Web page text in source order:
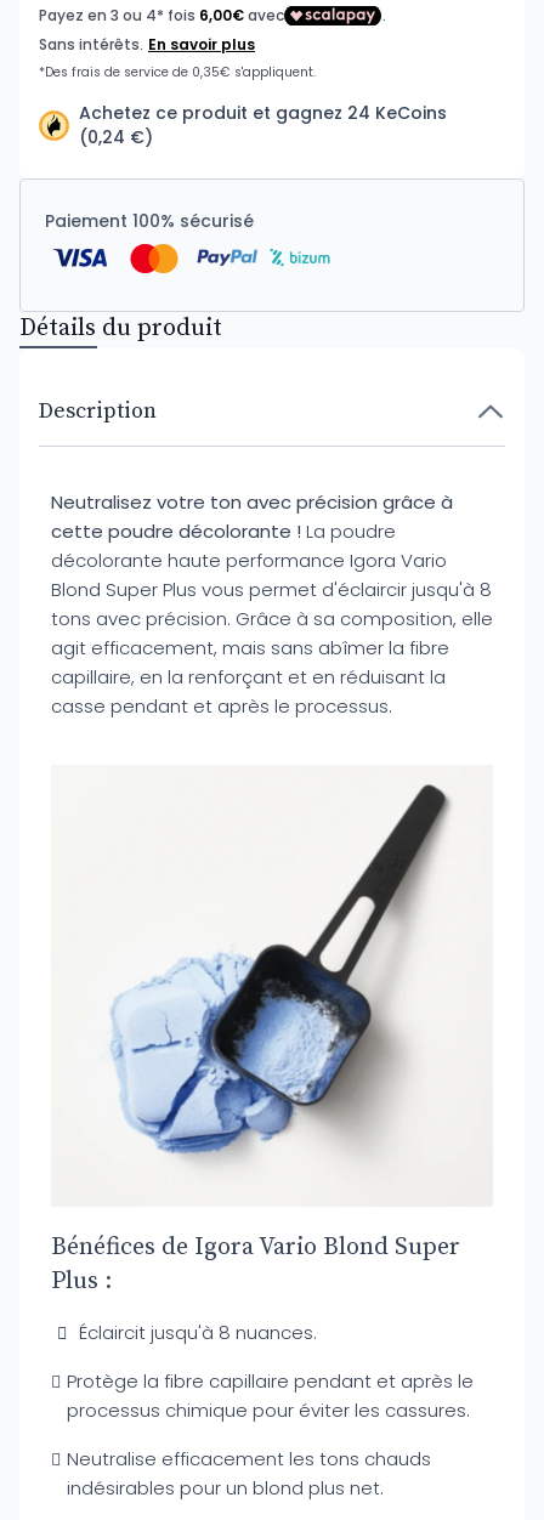
Achetez ce produit et gagnez 24 KeCoins
(0,24 €)
Paiement 100% sécurisé
Détails du produit
Description
Neutralisez votre ton avec précision grâce à
cette poudre décolorante ! La poudre
décolorante haute performance Igora Vario
Blond Super Plus vous permet d'éclaircir jusqu'à 8
tons avec précision. Grâce à sa composition, elle
agit efficacement, mais sans abîmer la fibre
capillaire, en la renforçant et en réduisant la
casse pendant et après le processus.
Bénéfices de Igora Vario Blond Super
Plus :
Éclaircit jusqu'à 8 nuances.
Protège la fibre capillaire pendant et après le
processus chimique pour éviter les cassures.
Neutralise efficacement les tons chauds
indésirables pour un blond plus net.